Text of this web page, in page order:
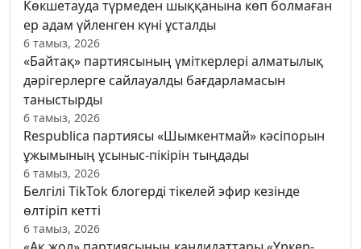
Көкшетауда түрмеден шыққанына көп болмаған
ер адам үйленген күні ұсталды
6 тамыз, 2026
«Байтақ» партиясының үміткерлері алматылық
дәрігерлерге сайлауалды бағдарламасын
таныстырды
6 тамыз, 2026
Respublica партиясы «Шымкентмай» кәсіпорын
ұжымының ұсыныс-пікірін тыңдады
6 тамыз, 2026
Белгілі TikTok блогерді тікелей эфир кезінде
өлтіріп кетті
6 тамыз, 2026